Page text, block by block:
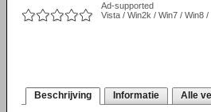
Ad-supported
Vista / Win2k / Win7 / Win8 /
Beschrijving Informatie Alle